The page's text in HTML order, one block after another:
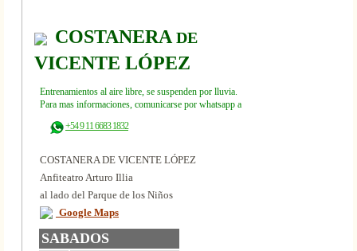
COSTANERADE
VICENTE LÓPEZ
Entrenamientos al aire libre, se suspenden por lluvia.
Para mas informaciones, comunicarse por whatsapp a
+54 9 11 6683 1832
COSTANERA DE VICENTE LÓPEZ
Anfiteatro Arturo Illia
al lado del Parque de los Niños
Google Maps
SABADOS